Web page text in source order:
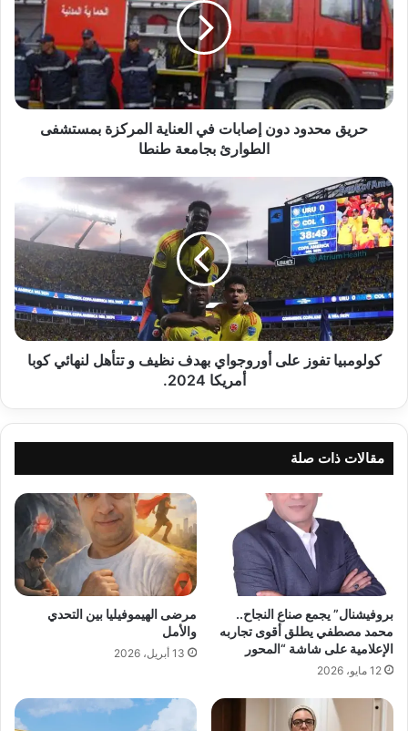
إصابات
في
العناية
المركزة
بمستشفى
الطوارئ
بجامعةحريق محدود دون إصابات في العناية المركزة بمستشفى
الطوارئ بجامعة طنطا
كولومبيا
تفوز
على
أوروجواي
بهدف
نظيف
و
تتأهل
لنهائي
كوباكولومبيا تفوز على أوروجواي بهدف نظيف و تتأهل لنهائي كوبا
أمريكا 2024.
مقالات ذات صلة
بروفيشنال” يجمع صناع النجاح..
محمد مصطفي يطلق أقوى تجاربه
الإعلامية على شاشة “المحور
12 مايو، 2026
مرضى الهيموفيليا بين التحدي
والأمل
13 أبريل، 2026